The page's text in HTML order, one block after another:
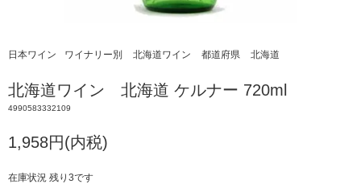
日本ワイン ワイナリー別 北海道ワイン 都道府県 北海道
北海道ワイン 北海道 ケルナー 720ml
4990583332109
1,958円(内税)
在庫状況 残り3です